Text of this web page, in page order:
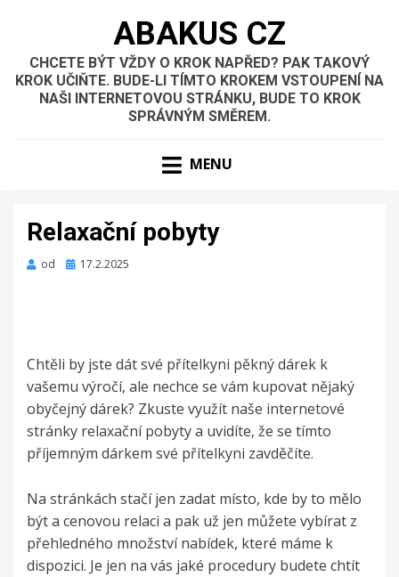
ABAKUS CZ
CHCETE BÝT VŽDY O KROK NAPŘED? PAK TAKOVÝ
KROK UČIŇTE. BUDE-LI TÍMTO KROKEM VSTOUPENÍ NA
NAŠI INTERNETOVOU STRÁNKU, BUDE TO KROK
SPRÁVNÝM SMĚREM.
MENU
Relaxační pobyty
od
Zveřejněno
17.2.2025
Chtěli by jste dát své přítelkyni pěkný dárek k
vašemu výročí, ale nechce se vám kupovat nějaký
obyčejný dárek? Zkuste využít naše internetové
stránky relaxační pobyty a uvidíte, že se tímto
příjemným dárkem své přítelkyni zavděčíte.
Na stránkách stačí jen zadat místo, kde by to mělo
být a cenovou relaci a pak už jen můžete vybírat z
přehledného množství nabídek, které máme k
dispozici. Je jen na vás jaké procedury budete chtít